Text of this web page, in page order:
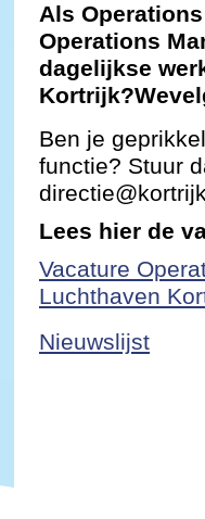
Als
Operations
dagelijkse
Ben je
functie? Stuur
Lees hier de
Vacature
Luchthaven
Nieuwslijst